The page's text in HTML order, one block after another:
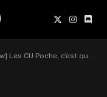
X
(Twitter)
Poche, c’est quoi ? Madoka, Haruka et Kirino.